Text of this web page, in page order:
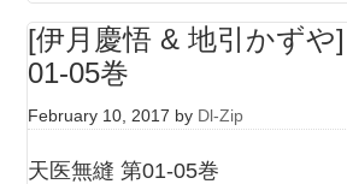
[伊月慶悟 & 地引かずや
01-05巻
February 10, 2017 by Dl-Zip
天医無縫 第01-05巻